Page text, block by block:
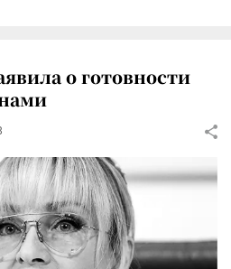
о готовности